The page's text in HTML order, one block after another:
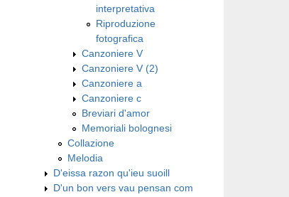
interpretativa
Riproduzione
fotografica
Canzoniere V
Canzoniere V (2)
Canzoniere a
Canzoniere c
Breviari d'amor
Memoriali bolognesi
Collazione
Melodia
D'eissa razon qu'ieu suoill
D'un bon vers vau pensan com